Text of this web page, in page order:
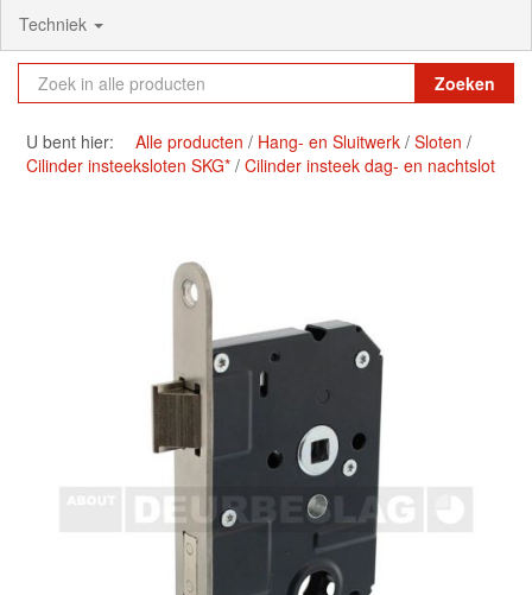
Techniek
Zoeken
U bent hier: Alle producten Hang- en Sluitwerk Sloten
Cilinder insteeksloten SKG* Cilinder insteek dag- en nachtslot